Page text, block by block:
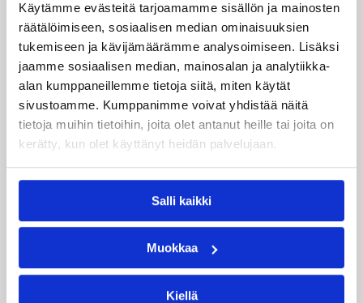
Käytämme evästeitä tarjoamamme sisällön ja mainosten
räätälöimiseen, sosiaalisen median ominaisuuksien
tukemiseen ja kävijämäärämme analysoimiseen. Lisäksi
jaamme sosiaalisen median, mainosalan ja analytiikka-
alan kumppaneillemme tietoja siitä, miten käytät
sivustoamme. Kumppanimme voivat yhdistää näitä
tietoja muihin tietoihin, joita olet antanut heille tai joita on
kerätty, kun olet käyttänyt heidän palvelujaan.
Salli kaikki
Muokkaa
Kiellä
Koripallon kansainvälinen turnaus Delfin Basket
pelataan Tampereella tänä viikonloppuna.
Järjestyksessään 39. turnaus kerää yhteen 200
joukkuetta ja tuhansia koripallon ystäviä niin
Suomesta kuin ulkomailta.